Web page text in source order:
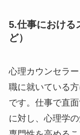
5.仕事における
ど）
心理カウンセラ
職に就いている
です。仕事で直
に対し、心理学